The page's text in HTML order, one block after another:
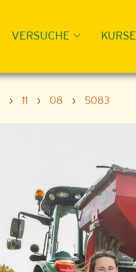
VERSUCHE KURSE
› 11 › 08 › 5083